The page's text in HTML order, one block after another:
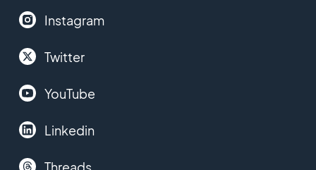
Instagram
Twitter
YouTube
Linkedin
Threads